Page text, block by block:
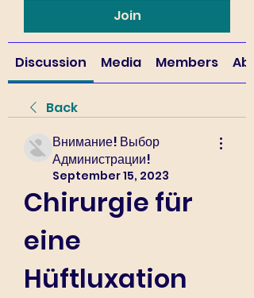
Join
Discussion Media Members
Back
Внимание! Выбор
Администрации!
September 15, 2023
Chirurgie für
eine
Hüftluxation